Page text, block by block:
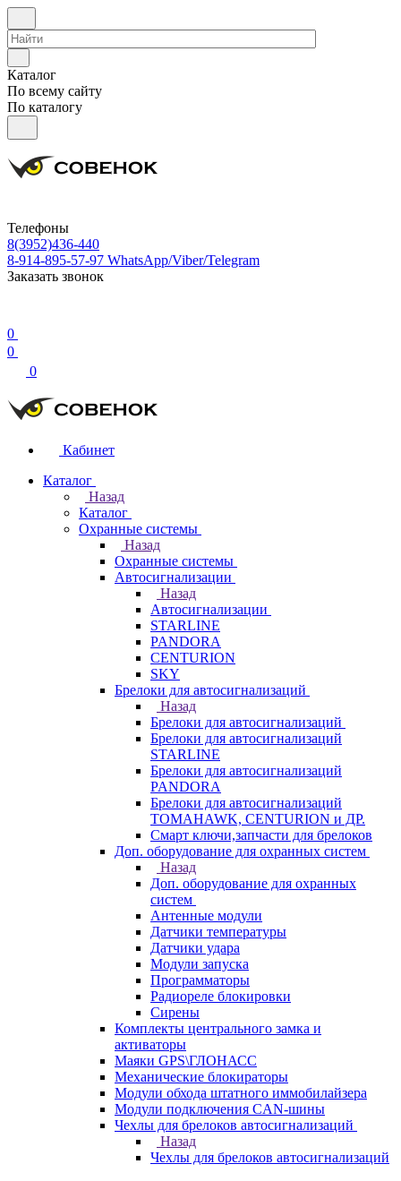
Каталог
По всему сайту
По каталогу
Телефоны
8(3952)436-440
8-914-895-57-97 WhatsApp/Viber/Telegram
Заказать звонок
0
0
0
Кабинет
Каталог
Назад
Каталог
Охранные системы
Назад
Охранные системы
Автосигнализации
Назад
Автосигнализации
STARLINE
PANDORA
CENTURION
SKY
Брелоки для автосигнализаций
Назад
Брелоки для автосигнализаций
Брелоки для автосигнализаций
STARLINE
Брелоки для автосигнализаций
PANDORA
Брелоки для автосигнализаций
TOMAHAWK, CENTURION и ДР.
Смарт ключи,запчасти для брелоков
Доп. оборудование для охранных систем
Назад
Доп. оборудование для охранных
систем
Антенные модули
Датчики температуры
Датчики удара
Модули запуска
Программаторы
Радиореле блокировки
Сирены
Комплекты центрального замка и
активаторы
Маяки GPS\ГЛОНАСС
Механические блокираторы
Модули обхода штатного иммобилайзера
Модули подключения CAN-шины
Чехлы для брелоков автосигнализаций
Назад
Чехлы для брелоков автосигнализаций